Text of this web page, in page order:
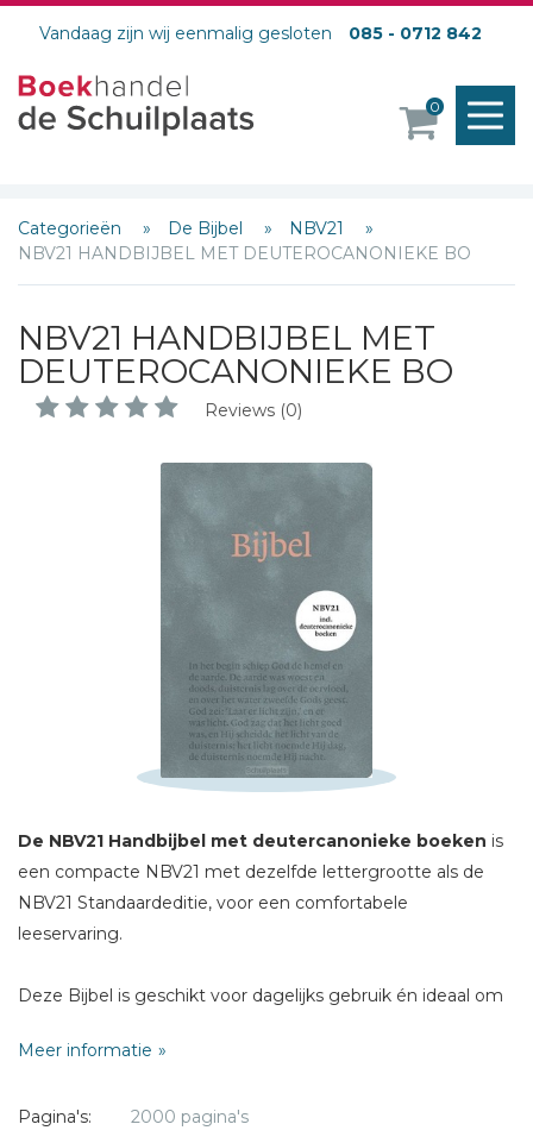
Vandaag zijn wij eenmalig gesloten 085 - 0712 842
0
Categorieën De Bijbel
NBV21
NBV21 HANDBIJBEL MET DEUTEROCANONIEKE BO
NBV21 HANDBIJBEL MET
DEUTEROCANONIEKE BO
Reviews (0)
De NBV21 Handbijbel met deutercanonieke boeken is
een compacte NBV21 met dezelfde lettergrootte als de
NBV21 Standaardeditie, voor een comfortabele
leeservaring.
Deze Bijbel is geschikt voor dagelijks gebruik én ideaal om
handzame formaat en de soepele omslag ligt deze Bijbel
zorgt dat hij mooi blijft.
Meer informatie
Pagina's:
2000 pagina's
Schrijf hieronder je review!
Titel *
Bericht *